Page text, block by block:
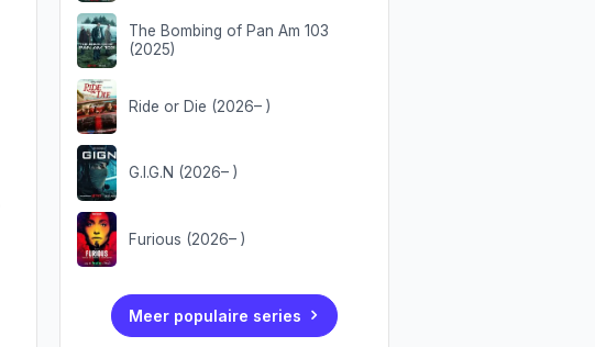
The Bombing of Pan Am 103
(2025)
Ride or Die (2026– )
G.I.G.N (2026– )
Furious (2026– )
Meer populaire series